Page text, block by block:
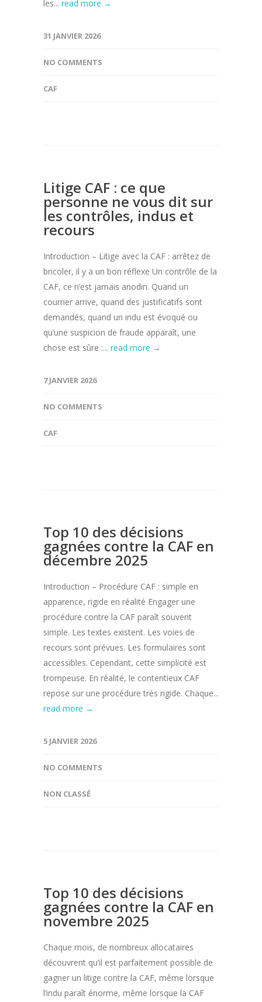
les... read more →
31 JANVIER 2026
NO COMMENTS
CAF
Litige CAF : ce que
personne ne vous dit sur
les contrôles, indus et
recours
Introduction – Litige avec la CAF : arrêtez de
bricoler, il y a un bon réflexe Un contrôle de la
CAF, ce n’est jamais anodin. Quand un
courrier arrive, quand des justificatifs sont
demandés, quand un indu est évoqué ou
qu’une suspicion de fraude apparaît, une
chose est sûre :... read more →
7 JANVIER 2026
NO COMMENTS
CAF
Top 10 des décisions
gagnées contre la CAF en
décembre 2025
Introduction – Procédure CAF : simple en
apparence, rigide en réalité Engager une
procédure contre la CAF paraît souvent
simple. Les textes existent. Les voies de
recours sont prévues. Les formulaires sont
accessibles. Cependant, cette simplicité est
trompeuse. En réalité, le contentieux CAF
repose sur une procédure très rigide. Chaque...
read more →
5 JANVIER 2026
NO COMMENTS
NON CLASSÉ
Top 10 des décisions
gagnées contre la CAF en
novembre 2025
Chaque mois, de nombreux allocataires
découvrent qu’il est parfaitement possible de
gagner un litige contre la CAF, même lorsque
l’indu paraît énorme, même lorsque la CAF